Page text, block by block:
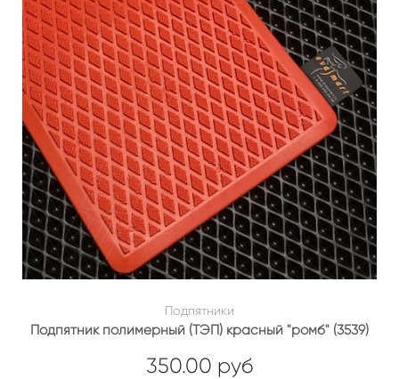
Подпятники
Подпятник полимерный (ТЭП) красный "ромб" (3539)
350.00 руб